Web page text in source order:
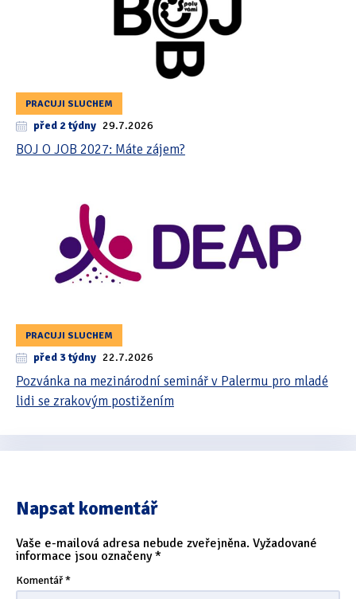
PRACUJI SLUCHEM
před 2 týdny 29.7.2026
BOJ O JOB 2027: Máte zájem?
PRACUJI SLUCHEM
před 3 týdny 22.7.2026
Pozvánka na mezinárodní seminář v Palermu pro mladé
lidi se zrakovým postižením
Napsat komentář
Vaše e-mailová adresa nebude zveřejněna. Vyžadované
informace jsou označeny*
Komentář*